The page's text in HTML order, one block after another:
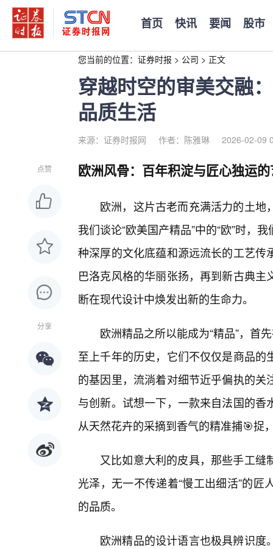
首页 快讯 要闻 股市
您当前的位置： 证券时报 > 公司 > 正文
穿越时空的审美交融
品质生活
来源：证券时报网 作者：陈雅琳 2026-02-09
点赞
分享
欧洲风骨：百年积淀与匠心独运
欧洲，这片古老而充满活力的土
我们谈论“欧美国产精品”中的“欧”时，
种深厚的文化底蕴和源远流长的工艺
巴洛克风格的华丽张扬，再到新古典
断在现代设计中焕发出新的生命力。
欧洲精品之所以能成为“精品”，首
至上千年的历史，它们不仅仅是商品
的基因里，流淌着对细节近乎偏执的
与创新。试想一下，一款来自法国的
从天然花卉的采摘到香气的精准捕🎯捉
又比如意大利的皮具，那些手工
光泽，无一不传递着“慢工出细活”的
的品质。
欧洲精品的设计语言也极具辨识